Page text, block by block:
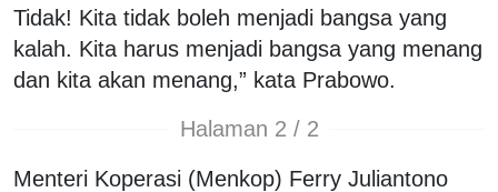
Tidak! Kita tidak boleh menjadi bangsa yang
kalah. Kita harus menjadi bangsa yang menang
dan kita akan menang,” kata Prabowo.
Halaman 2 / 2
Menteri Koperasi (Menkop) Ferry Juliantono